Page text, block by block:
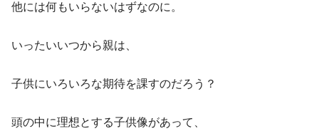
他には何もいらないはずなのに。
いったいいつから親は、
子供にいろいろな期待を課すのだろう？
頭の中に理想とする子供像があって、